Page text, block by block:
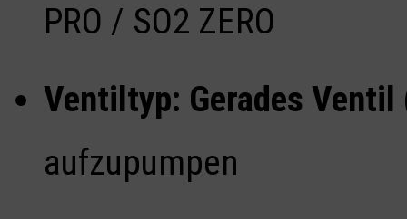
PRO / SO2 ZERO
Ventiltyp: Gerades Ventil
aufzupumpen